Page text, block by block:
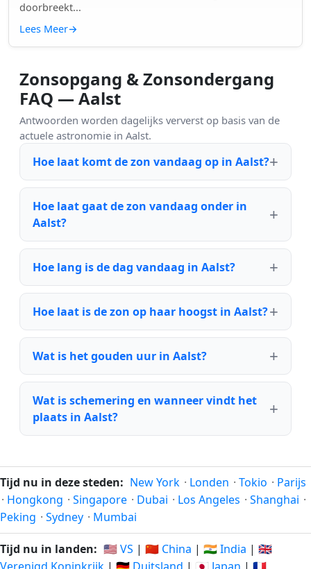
doorbreekt...
Lees Meer→
Zonsopgang & Zonsondergang
FAQ — Aalst
Antwoorden worden dagelijks ververst op basis van de
actuele astronomie in Aalst.
Hoe laat komt de zon vandaag op in Aalst?
Hoe laat gaat de zon vandaag onder in
Aalst?
Hoe lang is de dag vandaag in Aalst?
Hoe laat is de zon op haar hoogst in Aalst?
Wat is het gouden uur in Aalst?
Wat is schemering en wanneer vindt het
plaats in Aalst?
Tijd nu in deze steden: New York · Londen · Tokio · Parijs
· Hongkong · Singapore · Dubai · Los Angeles · Shanghai ·
Peking · Sydney · Mumbai
Tijd nu in landen: 🇺🇸 VS | 🇨🇳 China | 🇮🇳 India | 🇬🇧